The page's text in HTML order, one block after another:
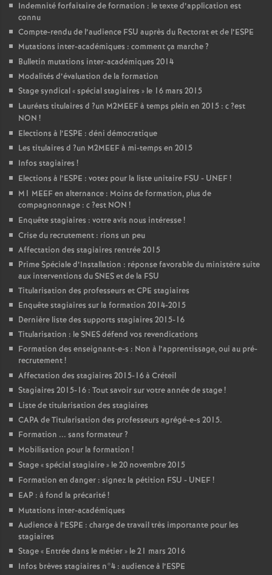
Indemnité forfaitaire de formation : le texte d’application est
connu
Compte-rendu de l’audience FSU auprès du Rectorat et de l’ESPE
Mutations inter-académiques : comment ça marche?
Bulletin mutations inter-académiques 2014
Modalités d’évaluation de la formation
Stage syndical «spécial stagiaires » le 16 mars 2015
Lauréats titulaires d ?un M2MEEFà temps plein en 2015 : c?est
NON !
Elections à l’ESPE : déni démocratique
Les titulaires d ?un M2MEEFà mi-temps en 2015
Infos stagiaires !
Elections à l’ESPE : votez pour la liste unitaire FSU - UNEF!
M1 MEEFen alternance : Moins de formation, plus de
compagnonnage : c?est NON !
Enquête stagiaires : votre avis nous intéresse!
Crise du recrutement : rions un peu
Affectation des stagiaires rentrée 2015
Prime Spéciale d’Installation : réponse favorable du ministère suite
aux interventions duSNESet de la FSU
Titularisation des professeurs etCPE stagiaires
Enquête stagiaires sur la formation 2014-2015
Dernière liste des supports stagiaires 2015-16
Titularisation : leSNESdéfend vos revendications
Formation des enseignant-e-s : Non à l’apprentissage, oui au pré-
recrutement!
Affectation des stagiaires 2015-16 à Créteil
Stagiaires 2015-16 : Tout savoir sur votre année de stage!
Liste de titularisation des stagiaires
CAPAde Titularisation des professeurs agrégé-e-s 2015.
Formation ... sans formateur?
Mobilisation pour la formation !
Stage «spécial stagiaire» le 20 novembre 2015
Formation en danger : signez la pétition FSU - UNEF!
EAP : à fond la précarité!
Mutations inter-académiques
Audience à l’ESPE : charge de travail très importante pour les
stagiaires
Stage « Entrée dans le métier» le 21 mars 2016
Infos brèves stagiaires n°4 : audience à l’ESPE